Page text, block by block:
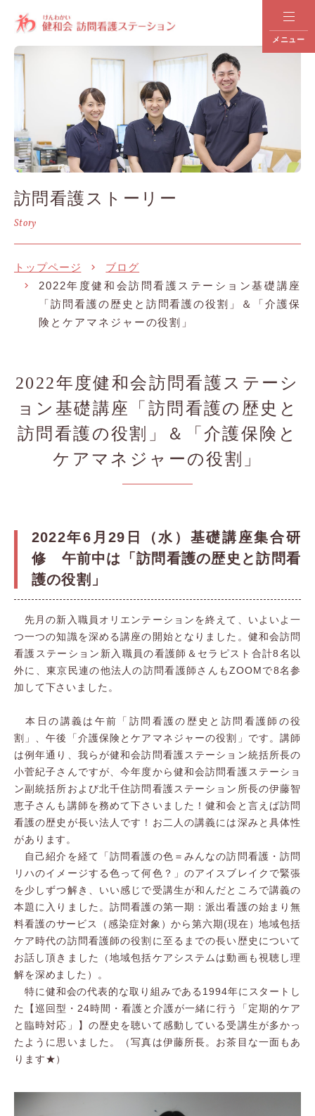
メニュー
訪問看護ストーリー
Story
トップページ
ブログ
2022年度健和会訪問看護ステーション基礎講座
「訪問看護の歴史と訪問看護の役割」＆「介護保
険とケアマネジャーの役割」
2022年度健和会訪問看護ステーシ
ョン基礎講座「訪問看護の歴史と
訪問看護の役割」＆「介護保険と
ケアマネジャーの役割」
2022年6月29日（水）基礎講座集合研
修 午前中は「訪問看護の歴史と訪問看
護の役割」
先月の新入職員オリエンテーションを終えて、いよいよ一
つ一つの知識を深める講座の開始となりました。健和会訪問
看護ステーション新入職員の看護師＆セラピスト合計8名以
外に、東京民連の他法人の訪問看護師さんもZOOMで8名参
加して下さいました。
本日の講義は午前「訪問看護の歴史と訪問看護師の役
割」、午後「介護保険とケアマネジャーの役割」です。講師
は例年通り、我らが健和会訪問看護ステーション統括所長の
小菅紀子さんですが、今年度から健和会訪問看護ステーショ
ン副統括所および北千住訪問看護ステーション所長の伊藤智
恵子さんも講師を務めて下さいました！健和会と言えば訪問
看護の歴史が長い法人です！お二人の講義には深みと具体性
があります。
自己紹介を経て「訪問看護の色＝みんなの訪問看護・訪問
リハのイメージする色って何色？」のアイスブレイクで緊張
を少しずつ解き、いい感じで受講生が和んだところで講義の
本題に入りました。訪問看護の第一期：派出看護の始まり無
料看護のサービス（感染症対象）から第六期(現在）地域包括
ケア時代の訪問看護師の役割に至るまでの長い歴史について
お話し頂きました（地域包括ケアシステムは動画も視聴し理
解を深めました）。
特に健和会の代表的な取り組みである1994年にスタートし
た【巡回型・24時間・看護と介護が一緒に行う「定期的ケア
と臨時対応」】の歴史を聴いて感動している受講生が多かっ
たように思いました。（写真は伊藤所長。お茶目な一面もあ
ります★）